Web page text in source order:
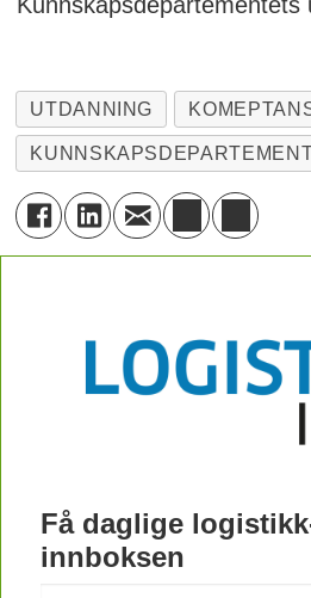
UTDANNING
Få daglige
innboksen